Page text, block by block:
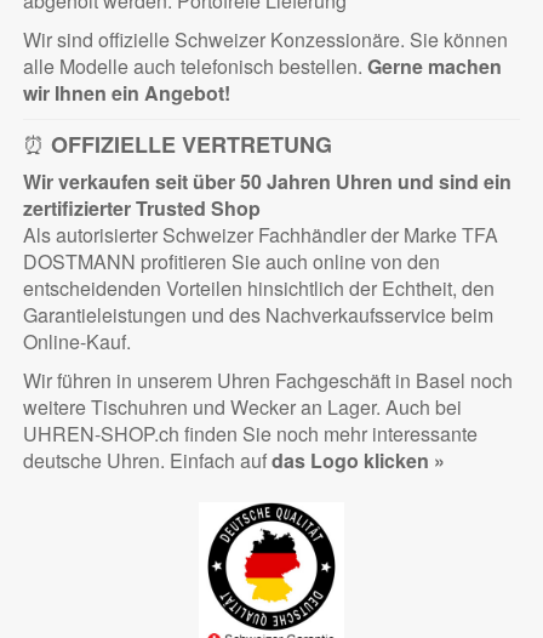
Wir sind offizielle Schweizer Konzessionäre. Sie können
alle Modelle auch telefonisch bestellen. Gerne machen
wir Ihnen ein Angebot!
⏰ OFFIZIELLE VERTRETUNG
Wir verkaufen seit über 50 Jahren Uhren und sind ein
zertifizierterTrusted Shop
Als autorisierter Schweizer Fachhändler der Marke TFA
DOSTMANN profitieren Sie auch online von den
entscheidenden Vorteilen hinsichtlich der Echtheit, den
Garantieleistungen und des Nachverkaufsservice beim
Online-Kauf.
Wir führen in unserem Uhren Fachgeschäft in Basel noch
weitere Tischuhren und Wecker an Lager. Auch bei
UHREN-SHOP.ch finden Sie noch mehr interessante
deutsche Uhren. Einfach aufdas Logo klicken »